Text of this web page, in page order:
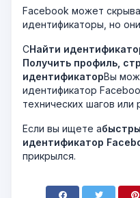
Facebook может
идентификаторы, но
СНайти
Получить профиль,
идентификаторВы
идентификатор
технических шагов или
Если вы ищете a
идентификатор
прикрылся.